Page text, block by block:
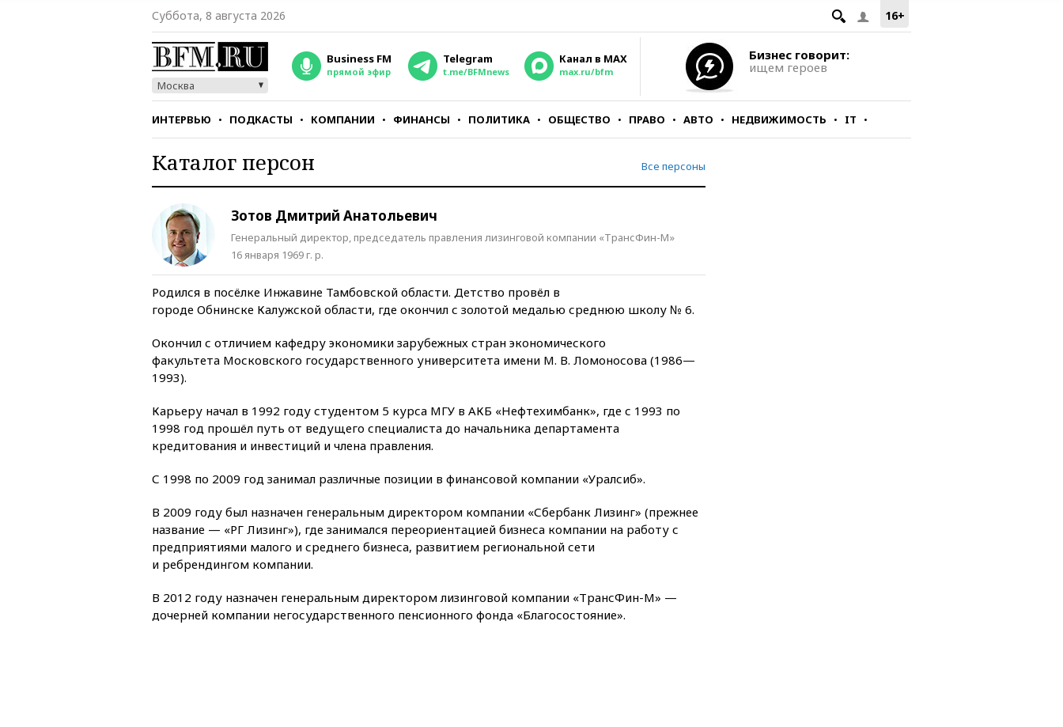
16+
Суббота, 8 августа 2026
Москва
Business FM
прямой эфир
Telegram
t.me/BFMnews
Канал в MAX
max.ru/bfm
Бизнес говорит:
ищем героев
ИНТЕРВЬЮ ПОДКАСТЫ КОМПАНИИ ФИНАНСЫ ПОЛИТИКА ОБЩЕСТВО ПРАВО АВТО НЕДВИЖИМОСТЬ IT
СТИЛЬ ТЕСТЫ
Каталог персон Все персоны
Зотов Дмитрий Анатольевич
Генеральный директор, председатель правления лизинговой компании «ТрансФин-М»
16 января 1969 г. р.
Родился в посёлке Инжавине Тамбовской области. Детство провёл в
городе Обнинске Калужской области, где окончил с золотой медалью среднюю школу № 6.
Окончил с отличием кафедру экономики зарубежных стран экономического
факультета Московского государственного университета имени М. В. Ломоносова (1986—
1993).
Карьеру начал в 1992 году студентом 5 курса МГУ в АКБ «Нефтехимбанк», где с 1993 по
1998 год прошёл путь от ведущего специалиста до начальника департамента
кредитования и инвестиций и члена правления.
С 1998 по 2009 год занимал различные позиции в финансовой компании «Уралсиб».
В 2009 году был назначен генеральным директором компании «Сбербанк Лизинг» (прежнее
название — «РГ Лизинг»), где занимался переориентацией бизнеса компании на работу с
предприятиями малого и среднего бизнеса, развитием региональной сети
и ребрендингом компании.
В 2012 году назначен генеральным директором лизинговой компании «ТрансФин-М» —
дочерней компании негосударственного пенсионного фонда «Благосостояние».